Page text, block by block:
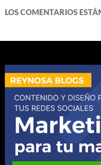
LOS COMENTARIOS